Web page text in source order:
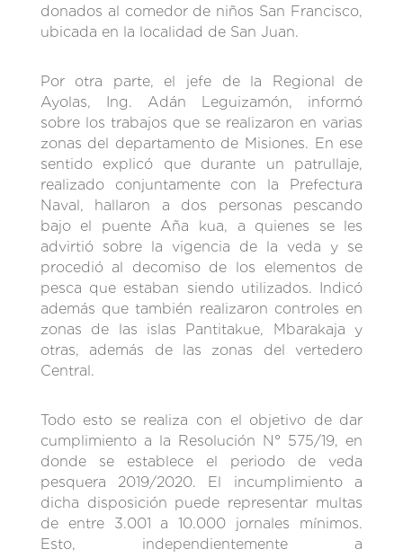
donados al comedor de niños San Francisco,
ubicada en la localidad de San Juan.
Por otra parte, el jefe de la Regional de
Ayolas, Ing. Adán Leguizamón, informó
sobre los trabajos que se realizaron en varias
zonas del departamento de Misiones. En ese
sentido explicó que durante un patrullaje,
realizado conjuntamente con la Prefectura
Naval, hallaron a dos personas pescando
bajo el puente Aña kua, a quienes se les
advirtió sobre la vigencia de la veda y se
procedió al decomiso de los elementos de
pesca que estaban siendo utilizados. Indicó
además que también realizaron controles en
zonas de las islas Pantitakue, Mbarakaja y
otras, además de las zonas del vertedero
Central.
Todo esto se realiza con el objetivo de dar
cumplimiento a la Resolución N° 575/19, en
donde se establece el periodo de veda
pesquera 2019/2020. El incumplimiento a
dicha disposición puede representar multas
de entre 3.001 a 10.000 jornales mínimos.
Esto, independientemente a